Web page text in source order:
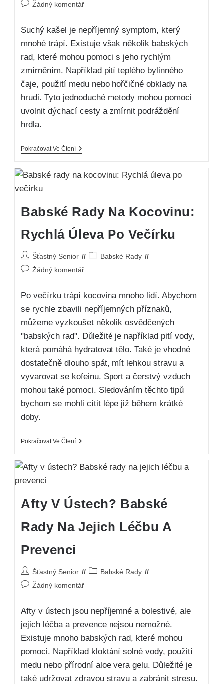
Žádný komentář
Suchý kašel je nepříjemný symptom, který
mnohé trápí. Existuje však několik babských
rad, které mohou pomoci s jeho rychlým
zmírněním. Například pití teplého bylinného
čaje, použití medu nebo hořčičné obklady na
hrudi. Tyto jednoduché metody mohou pomoci
uvolnit dýchací cesty a zmírnit podráždění
hrdla.
Pokračovat Ve Čtení
Babské Rady Na Kocovinu:
Rychlá Úleva Po Večírku
Šťastný Senior
Babské Rady
Žádný komentář
Po večírku trápí kocovina mnoho lidí. Abychom
se rychle zbavili nepříjemných příznaků,
můžeme vyzkoušet několik osvědčených
"babských rad". Důležité je například pití vody,
která pomáhá hydratovat tělo. Také je vhodné
dostatečně dlouho spát, mít lehkou stravu a
vyvarovat se kofeinu. Sport a čerstvý vzduch
mohou také pomoci. Sledováním těchto tipů
bychom se mohli cítit lépe již během krátké
doby.
Pokračovat Ve Čtení
Afty V Ústech? Babské
Rady Na Jejich Léčbu A
Prevenci
Šťastný Senior
Babské Rady
Žádný komentář
Afty v ústech jsou nepříjemné a bolestivé, ale
jejich léčba a prevence nejsou nemožné.
Existuje mnoho babských rad, které mohou
pomoci. Například kloktání solné vody, použití
medu nebo přírodní aloe vera gelu. Důležité je
také udržovat zdravou stravu a zabránit stresu.